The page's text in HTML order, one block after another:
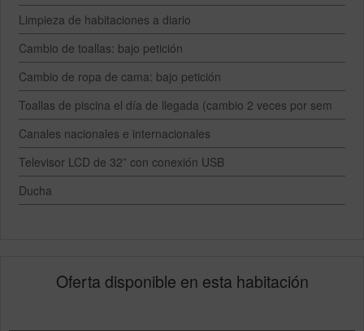
Limpieza de habitaciones a diario
Cambio de toallas: bajo petición
Cambio de ropa de cama: bajo petición
Toallas de piscina el día de llegada (cambio 2 veces por sem
Canales nacionales e internacionales
Televisor LCD de 32” con conexión USB
Ducha
Oferta disponible en esta habitación